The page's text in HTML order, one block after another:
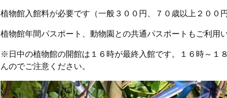
植物館入館料が必要です（一般３００円、７０歳以上２００
植物館年間パスポート、動物園との共通パスポートもご利用
※日中の植物館の開館は１６時が最終入館です。１６時～１
んのでご注意ください。